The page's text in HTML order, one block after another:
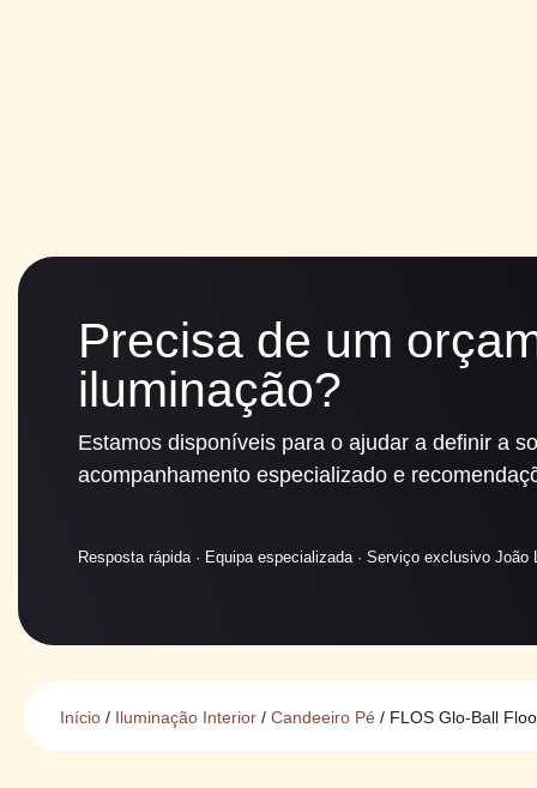
Precisa de um
iluminação?
Estamos disponíveis para o ajudar a definir a
acompanhamento especializado e
Resposta rápida · Equipa especializada · Serviço exclusivo João
Início / Iluminação Interior / Candeeiro Pé / FLOS Glo-Ball